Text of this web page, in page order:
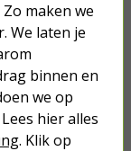
| PEHA |
Randaarde,
maken we
We laten je
binnen en
we op
hier alles
. Klik op